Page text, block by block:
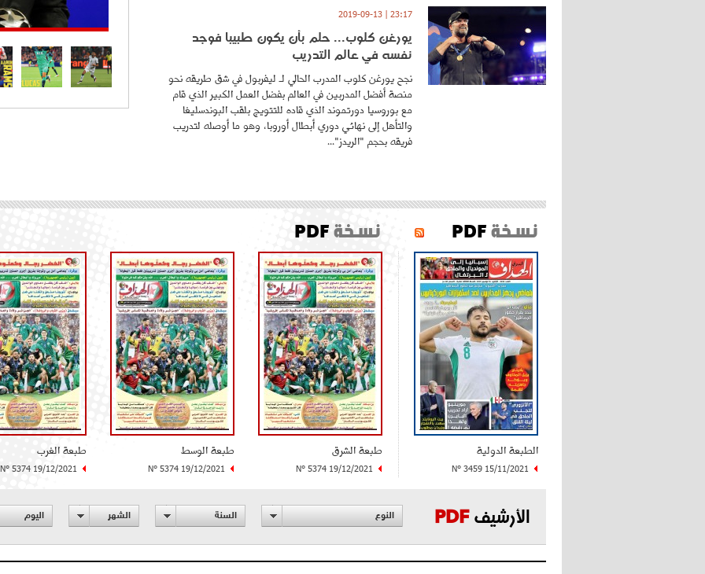
23:17 | 2019-09-13
يورغن كلوب... حلم بأن يكون طبيبا فوجد
نفسه في عالم التدريب
نجح يورغن كلوب المدرب الحالي لـ ليفربول في شق طريقه نحو
منصة أفضل المدربين في العالم بفضل العمل الكبير الذي قام
مع بوروسيا دورتموند الذي قاده للتتويج بلقب البوندسليغا
والتأهل إلى نهائي دوري أبطال أوروبا، وهو ما أوصله لتدريب
فريقه بحجم "الريدز"...
نسخةPDF
الطبعة الدولية
N° 3459 15/11/2021
نسخةPDF
طبعة الشرق
N° 5374 19/12/2021
طبعة الوسط
N° 5374 19/12/2021
طبعة الغرب
N° 5374 19/12/2021
الأرشيفPDF النوع السنة الشهر اليوم